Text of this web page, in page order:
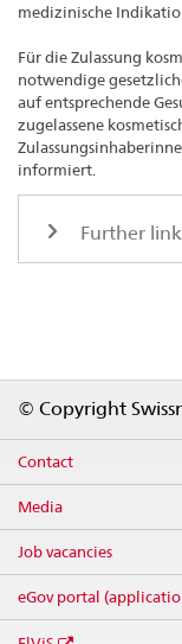
medizinische
Für die Zulassung
notwendige
auf entsprechende
zugelassene
informiert.
Further
© Copyright
Contact
Media
Job vacancies
eGov portal